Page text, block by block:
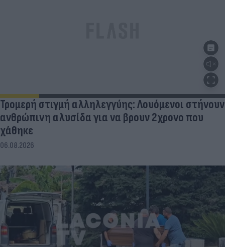
Τρομερή στιγμή αλληλεγγύης: Λουόμενοι στήνουν
ανθρώπινη αλυσίδα για να βρουν 2χρονο που
χάθηκε
06.08.2026